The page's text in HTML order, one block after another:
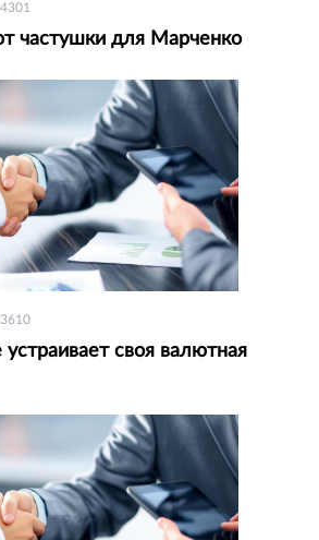
4301
частушки для Марченко
3610
устраивает своя валютная